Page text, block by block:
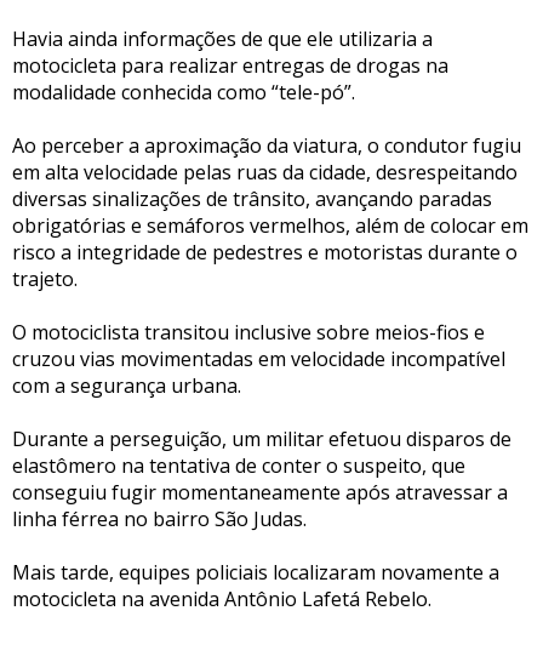
Havia ainda informações de que ele utilizaria a
motocicleta para realizar entregas de drogas na
modalidade conhecida como “tele-pó”.
Ao perceber a aproximação da viatura, o condutor fugiu
em alta velocidade pelas ruas da cidade, desrespeitando
diversas sinalizações de trânsito, avançando paradas
obrigatórias e semáforos vermelhos, além de colocar em
risco a integridade de pedestres e motoristas durante o
trajeto.
O motociclista transitou inclusive sobre meios-fios e
cruzou vias movimentadas em velocidade incompatível
com a segurança urbana.
Durante a perseguição, um militar efetuou disparos de
elastômero na tentativa de conter o suspeito, que
conseguiu fugir momentaneamente após atravessar a
linha férrea no bairro São Judas.
Mais tarde, equipes policiais localizaram novamente a
motocicleta na avenida Antônio Lafetá Rebelo.